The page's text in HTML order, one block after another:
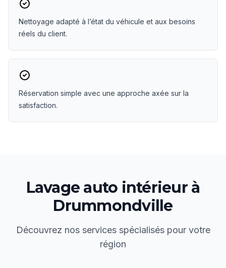
Nettoyage adapté à l’état du véhicule et aux besoins
réels du client.
Réservation simple avec une approche axée sur la
satisfaction.
Lavage auto intérieurà
Drummondville
Découvrez nos services spécialisés pour votre
région